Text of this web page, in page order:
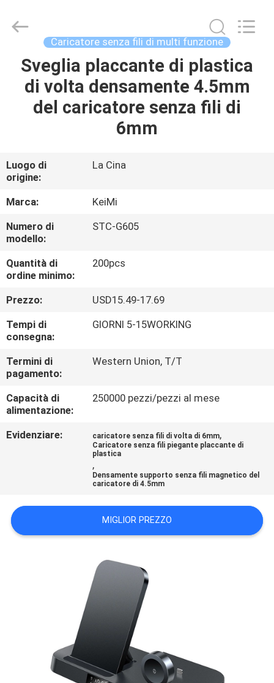
CASA
PRODOTTI
NOI
GIRO
DELLA
FABBRICA
CONTROLLO
DI
QUALITÀ
CONTATTICI
RICHIEDA
DEL
SITO
Ltd..
Developed
Caricatore senza fili di multi funzione
Sveglia placcante di plastica
di volta densamente 4.5mm
del caricatore senza fili di
6mm
Luogo di
origine:
La Cina
Marca:
KeiMi
Numero di
modello:
STC-G605
Quantità di
ordine minimo:
200pcs
Prezzo:
USD15.49-17.69
Tempi di
consegna:
GIORNI 5-15WORKING
Termini di
pagamento:
Western Union, T/T
Capacità di
alimentazione:
250000 pezzi/pezzi al mese
Evidenziare: caricatore senza fili di volta di 6mm,
Caricatore senza fili piegante placcante di
plastica
,
Densamente supporto senza fili magnetico del
caricatore di 4.5mm
MIGLIOR PREZZO